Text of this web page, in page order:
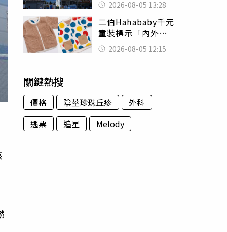
友狂背物資上山：
台灣真的是寶島
2026-08-05 13:28
二伯Hahababy千元
童裝標示「內外層
皆純棉」 SGS檢
測證明：內裡100%
2026-08-05 12:15
關鍵熱搜
價格 陰莖珍珠丘疹
外科
逃票
追星 Melody